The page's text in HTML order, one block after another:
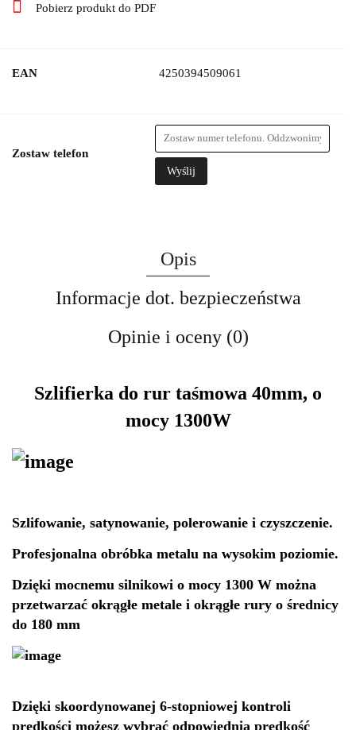
Pobierz produkt do PDF
EAN 4250394509061
Zostaw telefon
Wyślij
Opis
Informacje dot. bezpieczeństwa
Opinie i oceny (0)
Szlifierka do rur taśmowa 40mm, o
mocy 1300W
Szlifowanie, satynowanie, polerowanie i czyszczenie.
Profesjonalna obróbka metalu na wysokim poziomie.
Dzięki mocnemu silnikowi o mocy 1300 W można
przetwarzać okrągłe metale i okrągłe rury o średnicy
do 180 mm
Dzięki skoordynowanej 6-stopniowej kontroli
prędkości możesz wybrać odpowiednią prędkość